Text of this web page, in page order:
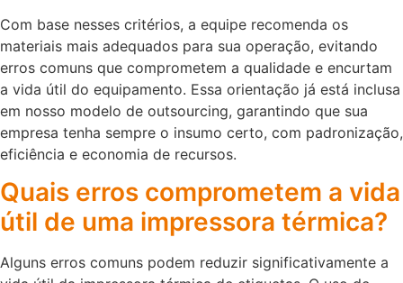
Com base nesses critérios, a equipe recomenda os
materiais mais adequados para sua operação, evitando
erros comuns que comprometem a qualidade e encurtam
a vida útil do equipamento. Essa orientação já está inclusa
em nosso modelo de outsourcing, garantindo que sua
empresa tenha sempre o insumo certo, com padronização,
eficiência e economia de recursos.
Quais erros comprometem a vida
útil de uma impressora térmica?
Alguns erros comuns podem reduzir significativamente a